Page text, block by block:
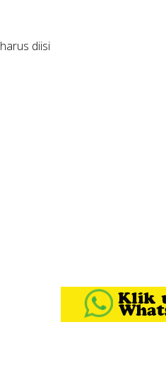
harus diisi